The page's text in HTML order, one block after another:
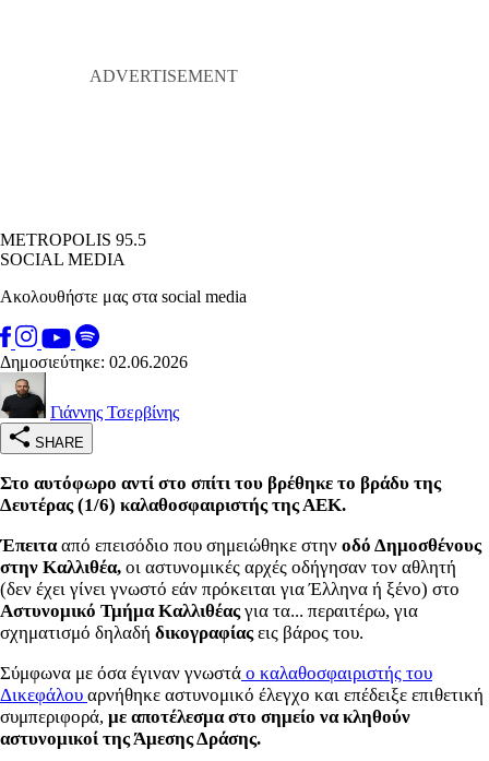
METROPOLIS 95.5
SOCIAL MEDIA
Ακολουθήστε μας στα social media
Δημοσιεύτηκε: 02.06.2026
Γιάννης Τσερβίνης
SHARE
Στο αυτόφωρο αντί στο σπίτι του βρέθηκε το βράδυ της
Δευτέρας (1/6) καλαθοσφαιριστής της ΑΕΚ.
Έπειτααπό επεισόδιο που σημειώθηκε στην οδό Δημοσθένους
στην Καλλιθέα, οι αστυνομικές αρχές οδήγησαν τον αθλητή
(δεν έχει γίνει γνωστό εάν πρόκειται για Έλληνα ή ξένο) στο
Αστυνομικό Τμήμα Καλλιθέαςγια τα... περαιτέρω, για
σχηματισμό δηλαδή δικογραφίαςεις βάρος του.
Σύμφωνα με όσα έγιναν γνωστά ο καλαθοσφαιριστής του
Δικεφάλου αρνήθηκε αστυνομικό έλεγχο και επέδειξε επιθετική
συμπεριφορά, με αποτέλεσμα στο σημείο να κληθούν
αστυνομικοί της Άμεσης Δράσης.